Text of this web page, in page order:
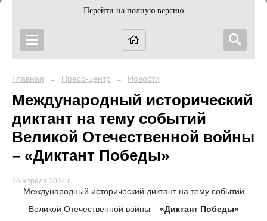
Перейти на полную версию
Главная → Пресс-центр → Новости
Международный исторический
диктант на тему событий
Великой Отечественной войны
– «Диктант Победы»
26 апреля 2024 г.
Международный исторический диктант на тему событий
Великой Отечественной войны – «Диктант Победы»